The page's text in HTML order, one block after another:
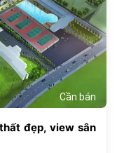
Cần bán
đẹp, view sân